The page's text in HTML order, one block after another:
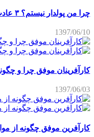
چرا من پولدار نیستم؟ ۳ عادت اشتباه مانع پولدار شدن
1397/06/10
کارآفرینان موفق چرا و
1397/06/03
کارآفرین موفق چگونه از